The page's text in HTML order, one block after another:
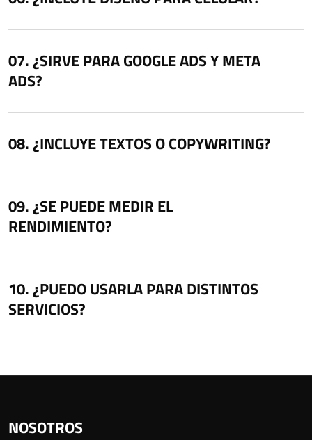
¿SIRVE PARA GOOGLE ADS Y META
ADS?
¿INCLUYE TEXTOS O COPYWRITING?
¿SE PUEDE MEDIR EL
RENDIMIENTO?
¿PUEDO USARLA PARA DISTINTOS
SERVICIOS?
NOSOTROS